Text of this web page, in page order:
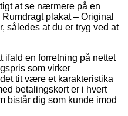
at se nærmere på en
plakat – Original
således at du er tryg ved at
ifald en forretning på nettet
som virker
tit være et karakteristika
betalingskort er i hvert
bistår dig som kunde imod